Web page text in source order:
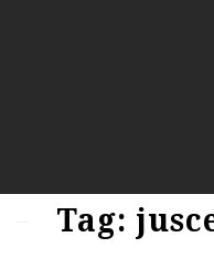
Tag: